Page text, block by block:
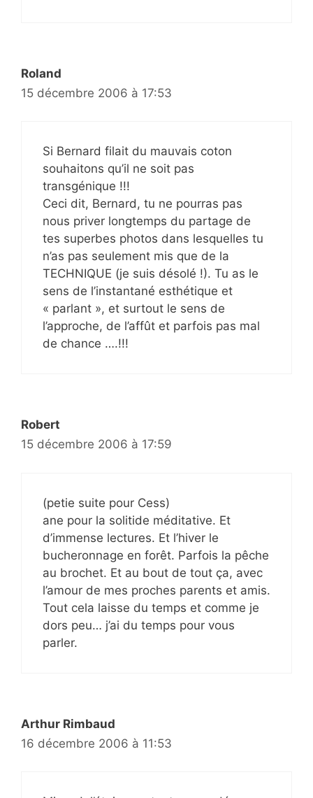
Roland
15 décembre 2006 à 17:53
Si Bernard filait du mauvais coton
souhaitons qu’il ne soit pas
transgénique !!!
Ceci dit, Bernard, tu ne pourras pas
nous priver longtemps du partage de
tes superbes photos dans lesquelles tu
n’as pas seulement mis que de la
TECHNIQUE (je suis désolé !). Tu as le
sens de l’instantané esthétique et
« parlant », et surtout le sens de
l’approche, de l’affût et parfois pas mal
de chance ….!!!
Robert
15 décembre 2006 à 17:59
(petie suite pour Cess)
ane pour la solitide méditative. Et
d’immense lectures. Et l’hiver le
bucheronnage en forêt. Parfois la pêche
au brochet. Et au bout de tout ça, avec
l’amour de mes proches parents et amis.
Tout cela laisse du temps et comme je
dors peu… j’ai du temps pour vous
parler.
Arthur Rimbaud
16 décembre 2006 à 11:53